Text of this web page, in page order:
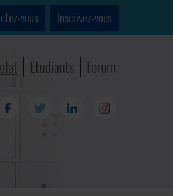
vous Inscrivez-vous
Etudiants Forum